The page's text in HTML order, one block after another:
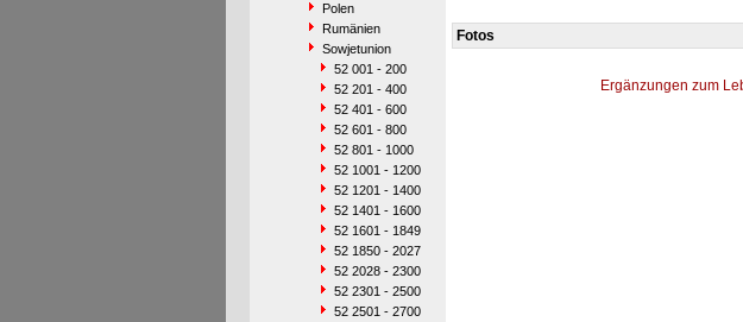
Polen
Rumänien
Sowjetunion
52 001 - 200
52 201 - 400
52 401 - 600
52 601 - 800
52 801 - 1000
52 1001 - 1200
52 1201 - 1400
52 1401 - 1600
52 1601 - 1849
52 1850 - 2027
52 2028 - 2300
52 2301 - 2500
52 2501 - 2700
Fotos
Ergänzungen zum